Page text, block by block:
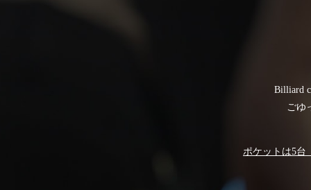
Billiard
ごゆ
ポケットは5台